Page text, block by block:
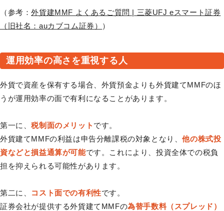
（参考：外貨建MMF よくあるご質問 | 三菱UFJ eスマート証券
（旧社名：auカブコム証券） ）
運用効率の高さを重視する人
外貨で資産を保有する場合、外貨預金よりも外貨建てMMFのほ
うが運用効率の面で有利になることがあります。
第一に、税制面のメリット です。
外貨建てMMFの利益は申告分離課税の対象となり、他の株式投
資などと損益通算が可能です。これにより、投資全体での税負
担を抑えられる可能性があります。
第二に、 コスト面での有利性です。
証券会社が提供する外貨建てMMFの為替手数料（スプレッド）